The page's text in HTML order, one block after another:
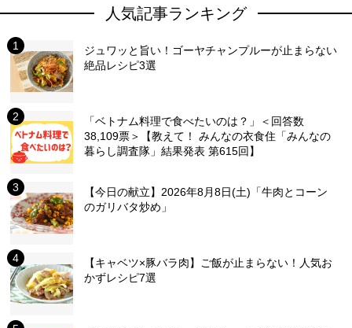
人気記事ランキング
ジュワッと旨い！ゴーヤチャンプルーが止まらない
絶品レシピ3選
「ベトナム料理で食べたいのは？」＜回答数
38,109票＞【教えて！ みんなの衣食住「みんなの
暮らし調査隊」結果発表 第615回】
【今日の献立】2026年8月8日(土)「牛肉とコーン
のガリバタ炒め」
【キャベツ×豚バラ肉】ご飯が止まらない！人気お
かずレシピ7選